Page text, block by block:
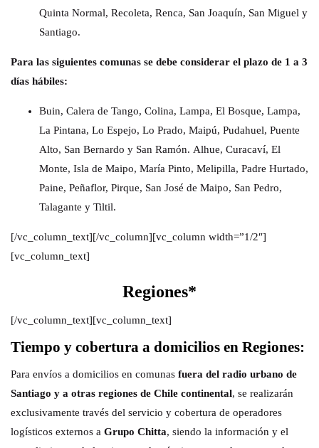
Quinta Normal, Recoleta, Renca, San Joaquín, San Miguel y
Santiago.
Para las siguientes comunas se debe considerar el plazo de 1 a 3
días hábiles:
Buin, Calera de Tango, Colina, Lampa, El Bosque, Lampa,
La Pintana, Lo Espejo, Lo Prado, Maipú, Pudahuel, Puente
Alto, San Bernardo y San Ramón. Alhue, Curacaví, El
Monte, Isla de Maipo, María Pinto, Melipilla, Padre Hurtado,
Paine, Peñaflor, Pirque, San José de Maipo, San Pedro,
Talagante y Tiltil.
[/vc_column_text][/vc_column][vc_column width=”1/2″]
[vc_column_text]
Regiones*
[/vc_column_text][vc_column_text]
Tiempo y cobertura a domicilios en Regiones:
Para envíos a domicilios en comunas fuera del radio urbano de
Santiago y a otras regiones de Chile continental, se realizarán
exclusivamente través del servicio y cobertura de operadores
logísticos externos a Grupo Chitta, siendo la información y el